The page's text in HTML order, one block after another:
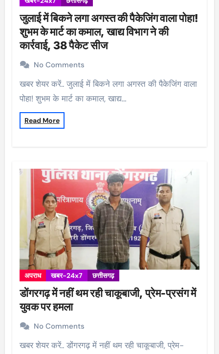
जुलाई में बिकने लगा अगस्त की पैकेजिंग वाला पोहा!
शुभम के मार्ट का कमाल, खाद्य विभाग ने की
कार्रवाई, 38 पैकेट सीज
No Comments
खबर शेयर करें.. जुलाई में बिकने लगा अगस्त की पैकेजिंग वाला
पोहा! शुभम के मार्ट का कमाल, खाद्य…
Read More
अपराध खबर-24x7 छत्तीसगढ़
डोंगरगढ़ में नहीं थम रही चाकूबाजी, प्रेम-प्रसंग में
युवक पर हमला
No Comments
खबर शेयर करें.. डोंगरगढ़ में नहीं थम रही चाकूबाजी, प्रेम-